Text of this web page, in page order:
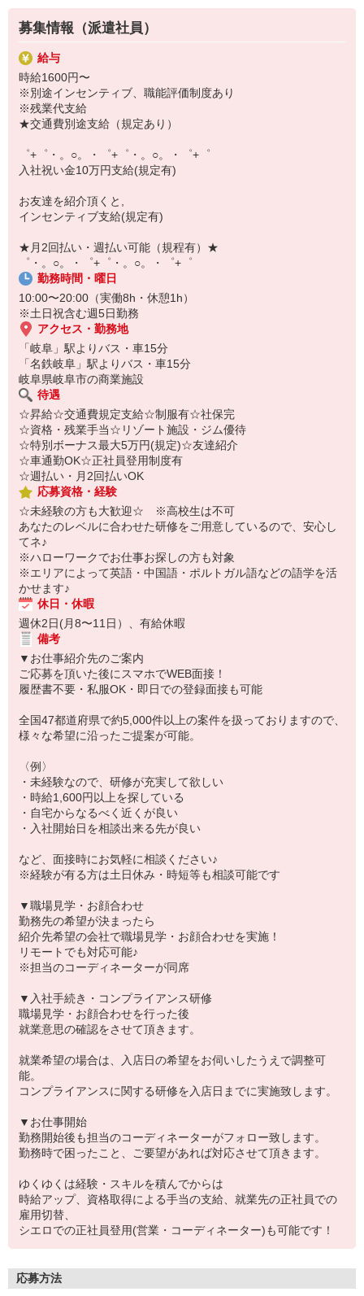
事務、経理、データ入力、コールセンター、受付
▼工場・製造・軽作業系
機械/食品製造・梱包・仕分け・加工・組立・検査
▼美容系
眉毛サロンのアイブロウ・ネイリスト・エステ
▼営業・販売
法人営業・アパレル販売・個別指導塾・人材紹介
▼人気案件も多数♪
短期・期間限定・オープニング・官公庁案件
上場/優良/大手企業など
【スマホ面接実施中】
￣￣￣￣￣￣￣￣￣
自宅に居ながらスマホでカンタン面接OK！
オンライン面談なのでスピード対応。
即日登録もOK♪
気になった方はお気軽にご相談ください！
満足度◎
■携帯やインターネット販売業務
docomo(ドコモ)/au(エーユー)・KDDI/softbank(ソフトバンク)など
の大手キャリアから
ワイモバイル(Y!mobille)、楽天モバイル、UQなど格安スマホまで幅
広く紹介可能♪
人気のApple（アップル）店舗もございます！
募集情報（派遣社員）
給与
時給1600円〜
※別途インセンティブ、職能評価制度あり
※残業代支給
★交通費別途支給（規定あり）
゜+゜・。○。・゜+゜・。○。・゜+゜
入社祝い金10万円支給(規定有)
お友達を紹介頂くと,
インセンティブ支給(規定有)
★月2回払い・週払い可能（規程有）★
゜・。○。・゜+゜・。○。・゜+゜
勤務時間・曜日
10:00〜20:00（実働8h・休憩1h）
※土日祝含む週5日勤務
アクセス・勤務地
「岐阜」駅よりバス・車15分
「名鉄岐阜」駅よりバス・車15分
岐阜県岐阜市の商業施設
待遇
☆昇給☆交通費規定支給☆制服有☆社保完
☆資格・残業手当☆リゾート施設・ジム優待
☆特別ボーナス最大5万円(規定)☆友達紹介
☆車通勤OK☆正社員登用制度有
☆週払い・月2回払いOK
応募資格・経験
☆未経験の方も大歓迎☆ ※高校生は不可
あなたのレベルに合わせた研修をご用意しているので、安心し
てネ♪
※ハローワークでお仕事お探しの方も対象
※エリアによって英語・中国語・ポルトガル語などの語学を活
かせます♪
休日・休暇
週休2日(月8〜11日）、有給休暇
備考
▼お仕事紹介先のご案内
ご応募を頂いた後にスマホでWEB面接！
履歴書不要・私服OK・即日での登録面接も可能
全国47都道府県で約5,000件以上の案件を扱っておりますので、
様々な希望に沿ったご提案が可能。
〈例〉
・未経験なので、研修が充実して欲しい
・時給1,600円以上を探している
・自宅からなるべく近くが良い
・入社開始日を相談出来る先が良い
など、面接時にお気軽に相談ください♪
※経験が有る方は土日休み・時短等も相談可能です
▼職場見学・お顔合わせ
勤務先の希望が決まったら
紹介先希望の会社で職場見学・お顔合わせを実施！
リモートでも対応可能♪
※担当のコーディネーターが同席
▼入社手続き・コンプライアンス研修
職場見学・お顔合わせを行った後
就業意思の確認をさせて頂きます。
就業希望の場合は、入店日の希望をお伺いしたうえで調整可
能。
コンプライアンスに関する研修を入店日までに実施致します。
▼お仕事開始
勤務開始後も担当のコーディネーターがフォロー致します。
勤務時で困ったこと、ご要望があれば対応させて頂きます。
ゆくゆくは経験・スキルを積んでからは
時給アップ、資格取得による手当の支給、就業先の正社員での
雇用切替、
シエロでの正社員登用(営業・コーディネーター)も可能です！
応募方法